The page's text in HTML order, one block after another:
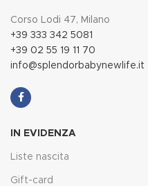
Corso Lodi 47, Milano
+39 333 342 5081
+39 02 55 19 11 70
info@splendorbabynewlife.it
IN EVIDENZA
Liste nascita
Gift-card